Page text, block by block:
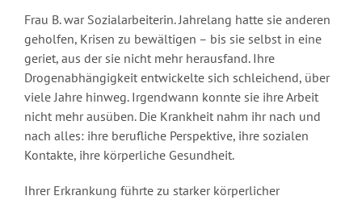
Frau B. war Sozialarbeiterin. Jahrelang hatte sie anderen
geholfen, Krisen zu bewältigen – bis sie selbst in eine
geriet, aus der sie nicht mehr herausfand. Ihre
Drogenabhängigkeit entwickelte sich schleichend, über
viele Jahre hinweg. Irgendwann konnte sie ihre Arbeit
nicht mehr ausüben. Die Krankheit nahm ihr nach und
nach alles: ihre berufliche Perspektive, ihre sozialen
Kontakte, ihre körperliche Gesundheit.
Ihrer Erkrankung führte zu starker körperlicher